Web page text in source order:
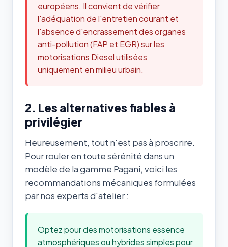
européens. Il convient de vérifier
l'adéquation de l'entretien courant et
l'absence d'encrassement des organes
anti-pollution (FAP et EGR) sur les
motorisations Diesel utilisées
uniquement en milieu urbain.
2. Les alternatives fiables à
privilégier
Heureusement, tout n'est pas à proscrire.
Pour rouler en toute sérénité dans un
modèle de la gamme Pagani, voici les
recommandations mécaniques formulées
par nos experts d'atelier :
Optez pour des motorisations essence
atmosphériques ou hybrides simples pour